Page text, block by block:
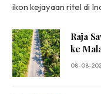
ikon kejayaan ritel di
Raja
ke
08-08-